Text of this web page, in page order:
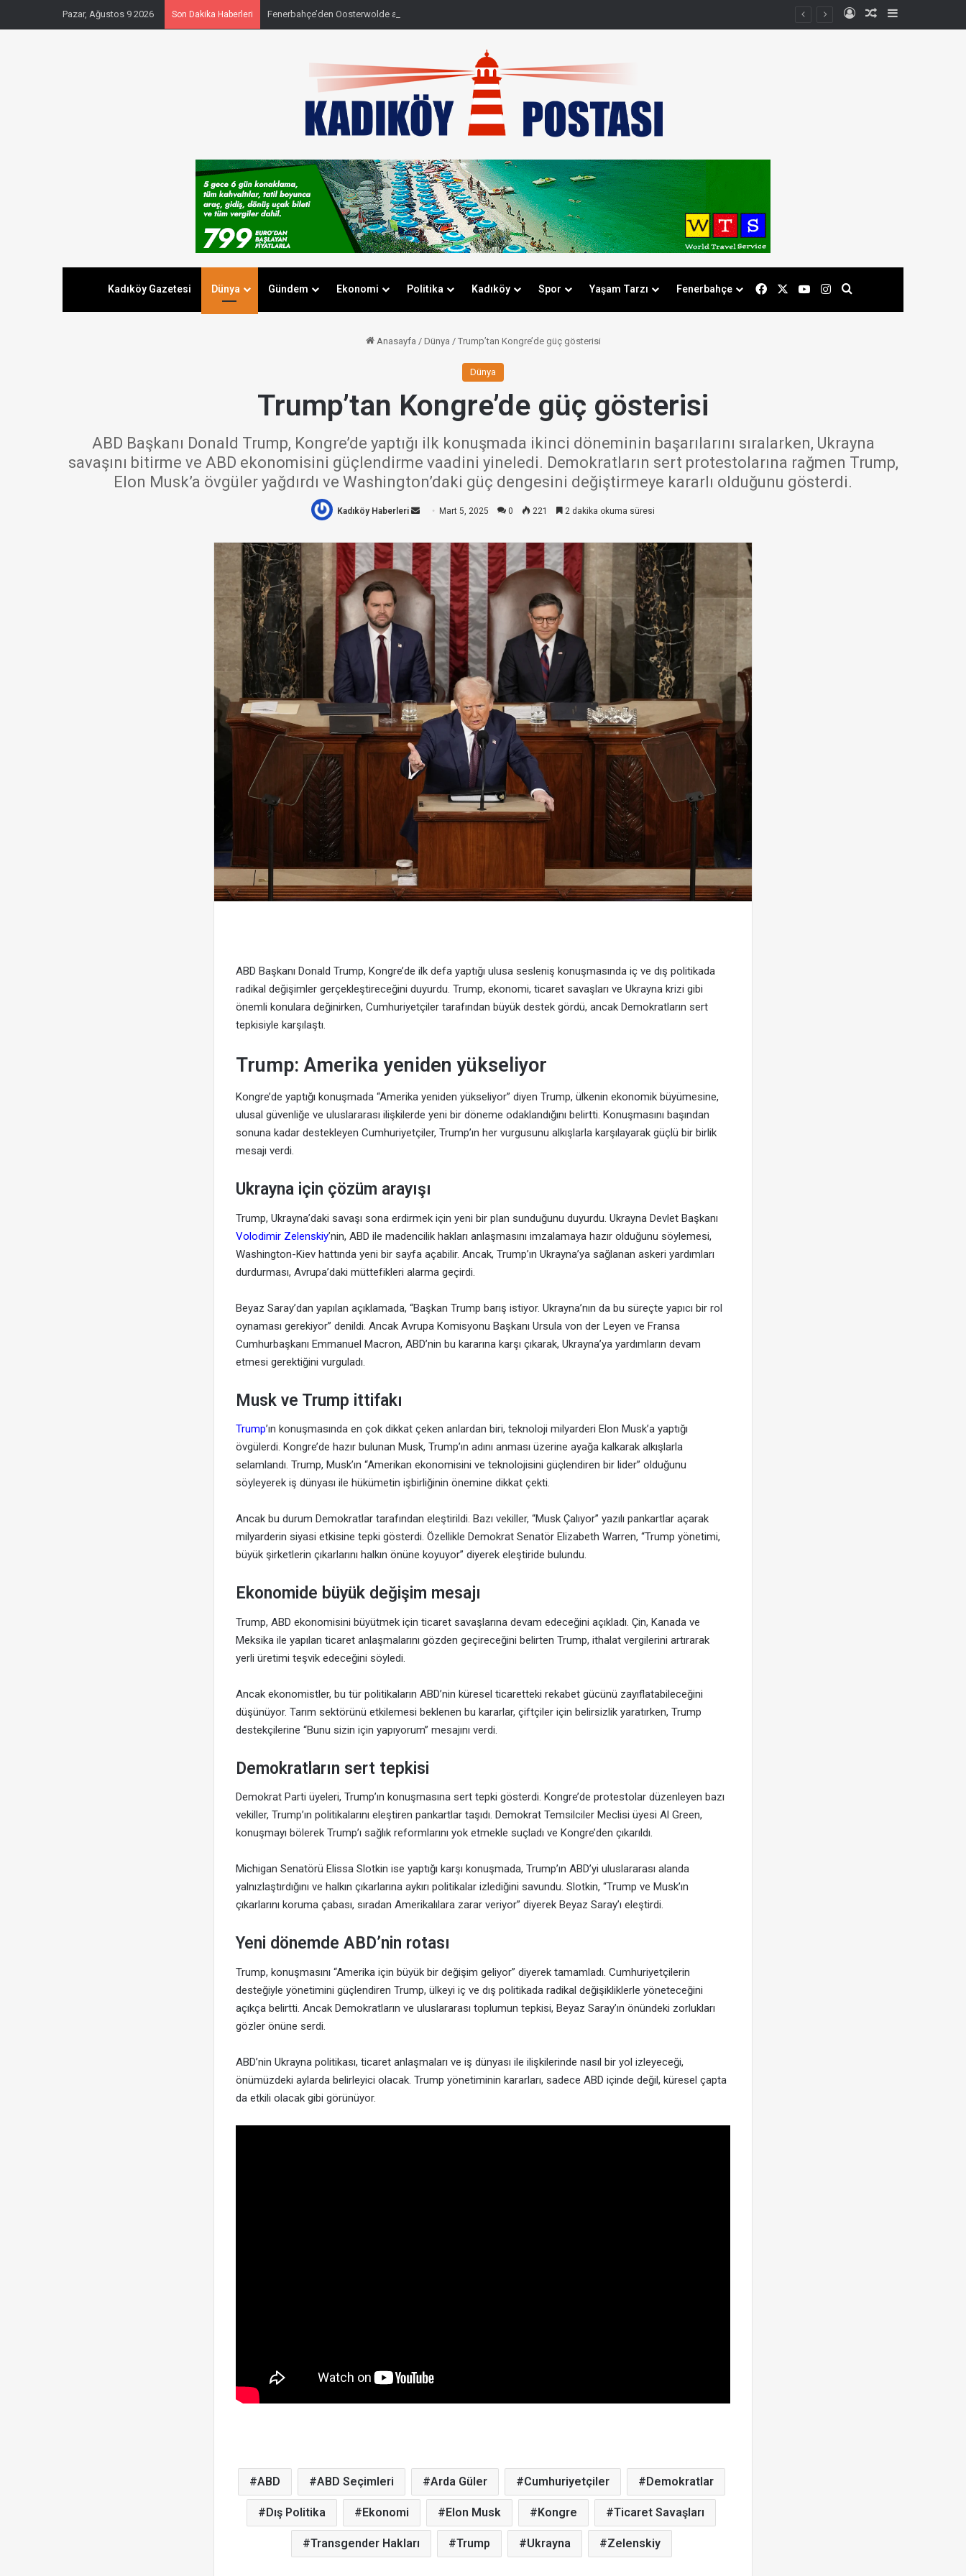
Pazar, Ağustos 9 2026 Son Dakika Haberleri Fenerbahçe’den Oosterwolde açıklaması Kayıt OlRastgele Makale
Kadıköy Gazetesi Dünya Gündem Ekonomi Politika Kadıköy Spor Yaşam Tarzı Fenerbahçe FacebookYouTubeInstagram
Anasayfa / Dünya / Trump’tan Kongre’de güç gösterisi
Dünya
Trump’tan Kongre’de güç gösterisi
ABD Başkanı Donald Trump, Kongre’de yaptığı ilk konuşmada ikinci döneminin başarılarını sıralarken, Ukrayna
savaşını bitirme ve ABD ekonomisini güçlendirme vaadini yineledi. Demokratların sert protestolarına rağmen Trump,
Elon Musk’a övgüler yağdırdı ve Washington’daki güç dengesini değiştirmeye kararlı olduğunu gösterdi.
Kadıköy Haberleri
posta
göndermek
Mart 5, 2025 0 221 2 dakika okuma süresi
ABD Başkanı Donald Trump, Kongre’de ilk defa yaptığı ulusa sesleniş konuşmasında iç ve dış politikada
radikal değişimler gerçekleştireceğini duyurdu. Trump, ekonomi, ticaret savaşları ve Ukrayna krizi gibi
önemli konulara değinirken, Cumhuriyetçiler tarafından büyük destek gördü, ancak Demokratların sert
tepkisiyle karşılaştı.
Trump: Amerika yeniden yükseliyor
Kongre’de yaptığı konuşmada “Amerika yeniden yükseliyor” diyen Trump, ülkenin ekonomik büyümesine,
ulusal güvenliğe ve uluslararası ilişkilerde yeni bir döneme odaklandığını belirtti. Konuşmasını başından
sonuna kadar destekleyen Cumhuriyetçiler, Trump’ın her vurgusunu alkışlarla karşılayarak güçlü bir birlik
mesajı verdi.
Ukrayna için çözüm arayışı
Trump, Ukrayna’daki savaşı sona erdirmek için yeni bir plan sunduğunu duyurdu. Ukrayna Devlet Başkanı
Volodimir Zelenskiy’nin, ABD ile madencilik hakları anlaşmasını imzalamaya hazır olduğunu söylemesi,
Washington-Kiev hattında yeni bir sayfa açabilir. Ancak, Trump’ın Ukrayna’ya sağlanan askeri yardımları
durdurması, Avrupa’daki müttefikleri alarma geçirdi.
Beyaz Saray’dan yapılan açıklamada, “Başkan Trump barış istiyor. Ukrayna’nın da bu süreçte yapıcı bir rol
oynaması gerekiyor” denildi. Ancak Avrupa Komisyonu Başkanı Ursula von der Leyen ve Fransa
Cumhurbaşkanı Emmanuel Macron, ABD’nin bu kararına karşı çıkarak, Ukrayna’ya yardımların devam
etmesi gerektiğini vurguladı.
Musk ve Trump ittifakı
Trump’ın konuşmasında en çok dikkat çeken anlardan biri, teknoloji milyarderi Elon Musk’a yaptığı
övgülerdi. Kongre’de hazır bulunan Musk, Trump’ın adını anması üzerine ayağa kalkarak alkışlarla
selamlandı. Trump, Musk’ın “Amerikan ekonomisini ve teknolojisini güçlendiren bir lider” olduğunu
söyleyerek iş dünyası ile hükümetin işbirliğinin önemine dikkat çekti.
Ancak bu durum Demokratlar tarafından eleştirildi. Bazı vekiller, “Musk Çalıyor” yazılı pankartlar açarak
milyarderin siyasi etkisine tepki gösterdi. Özellikle Demokrat Senatör Elizabeth Warren, “Trump yönetimi,
büyük şirketlerin çıkarlarını halkın önüne koyuyor” diyerek eleştiride bulundu.
Ekonomide büyük değişim mesajı
Trump, ABD ekonomisini büyütmek için ticaret savaşlarına devam edeceğini açıkladı. Çin, Kanada ve
Meksika ile yapılan ticaret anlaşmalarını gözden geçireceğini belirten Trump, ithalat vergilerini artırarak
yerli üretimi teşvik edeceğini söyledi.
Ancak ekonomistler, bu tür politikaların ABD’nin küresel ticaretteki rekabet gücünü zayıflatabileceğini
düşünüyor. Tarım sektörünü etkilemesi beklenen bu kararlar, çiftçiler için belirsizlik yaratırken, Trump
destekçilerine “Bunu sizin için yapıyorum” mesajını verdi.
Demokratların sert tepkisi
Demokrat Parti üyeleri, Trump’ın konuşmasına sert tepki gösterdi. Kongre’de protestolar düzenleyen bazı
vekiller, Trump’ın politikalarını eleştiren pankartlar taşıdı. Demokrat Temsilciler Meclisi üyesi Al Green,
konuşmayı bölerek Trump’ı sağlık reformlarını yok etmekle suçladı ve Kongre’den çıkarıldı.
Michigan Senatörü Elissa Slotkin ise yaptığı karşı konuşmada, Trump’ın ABD’yi uluslararası alanda
yalnızlaştırdığını ve halkın çıkarlarına aykırı politikalar izlediğini savundu. Slotkin, “Trump ve Musk’ın
çıkarlarını koruma çabası, sıradan Amerikalılara zarar veriyor” diyerek Beyaz Saray’ı eleştirdi.
Yeni dönemde ABD’nin rotası
Trump, konuşmasını “Amerika için büyük bir değişim geliyor” diyerek tamamladı. Cumhuriyetçilerin
desteğiyle yönetimini güçlendiren Trump, ülkeyi iç ve dış politikada radikal değişikliklerle yöneteceğini
açıkça belirtti. Ancak Demokratların ve uluslararası toplumun tepkisi, Beyaz Saray’ın önündeki zorlukları
gözler önüne serdi.
ABD’nin Ukrayna politikası, ticaret anlaşmaları ve iş dünyası ile ilişkilerinde nasıl bir yol izleyeceği,
önümüzdeki aylarda belirleyici olacak. Trump yönetiminin kararları, sadece ABD içinde değil, küresel çapta
da etkili olacak gibi görünüyor.
ABD ABD Seçimleri Arda Güler Cumhuriyetçiler Demokratlar
Dış Politika Ekonomi Elon Musk Kongre Ticaret Savaşları
Transgender Hakları Trump Ukrayna Zelenskiy